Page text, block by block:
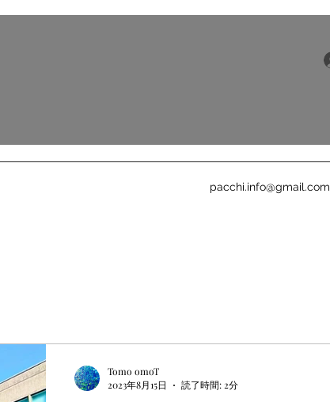
pacchi.info@gmail.com
Tomo omoT
2023年8月15日
読了時間: 2分